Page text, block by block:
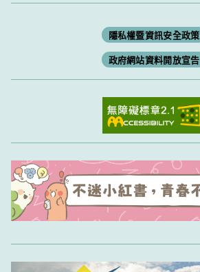
隱私權暨資訊安全政策
政府網站資料開放宣告